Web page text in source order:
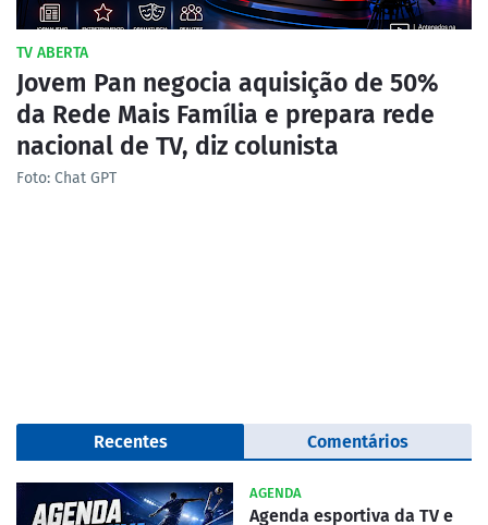
TV ABERTA
Jovem Pan negocia aquisição de 50%
da Rede Mais Família e prepara rede
nacional de TV, diz colunista
Foto: Chat GPT
Recentes Comentários
AGENDA
Agenda esportiva da TV e